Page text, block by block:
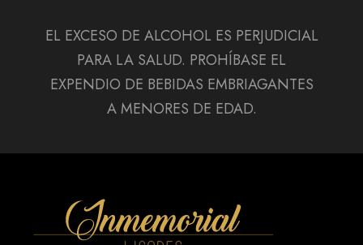
EL EXCESO DE ALCOHOL ES PERJUDICIAL
PARA LA SALUD. PROHÍBASE EL
EXPENDIO DE BEBIDAS EMBRIAGANTES
A MENORES DE EDAD.